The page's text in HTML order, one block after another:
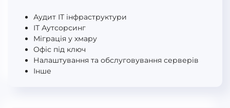
Аудит ІТ інфраструктури
ІТ Аутсорсинг
Міграція у хмару
Офіс під ключ
Налаштування та обслуговування серверів
Інше